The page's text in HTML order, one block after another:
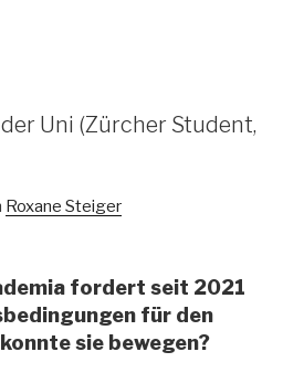
Uni (Zürcher Student,
Roxane Steiger
fordert seit 2021
für den
sie bewegen?